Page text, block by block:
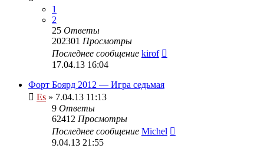
1
2
25 Ответы
202301 Просмотры
Последнее сообщение kirof
17.04.13 16:04
Форт Боярд 2012 — Игра седьмая
Es » 7.04.13 11:13
9 Ответы
62412 Просмотры
Последнее сообщение Michel
9.04.13 21:55